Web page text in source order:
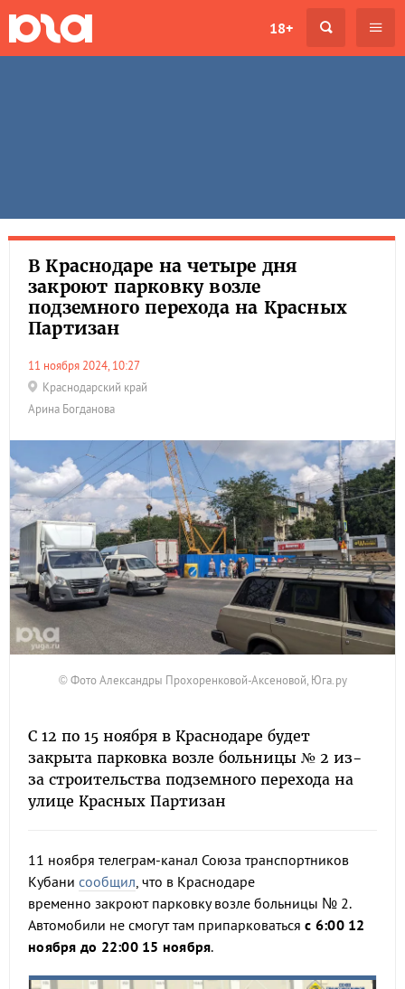
18+
В Краснодаре на четыре дня
закроют парковку возле
подземного перехода на Красных
Партизан
11 ноября 2024, 10:27
Краснодарский край
Арина Богданова
© Фото Александры Прохоренковой-Аксеновой, Юга.ру
С 12 по 15 ноября в Краснодаре будет
закрыта парковка возле больницы № 2 из-
за строительства подземного перехода на
улице Красных Партизан
11 ноября телеграм-канал Союза транспортников
Кубани сообщил, что в Краснодаре
временно закроют парковку возле больницы № 2.
Автомобили не смогут там припарковаться с 6:00 12
ноября до 22:00 15 ноября.